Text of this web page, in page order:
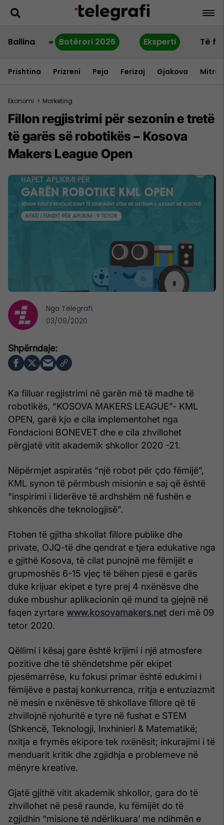
Ballina Botërori 2026 Eksperti Të
Prishtina Prizreni Peja Ferizaj Gjakova
Ekonomi > Marketing
Fillon regjistrimi për sezonin e tretë
të garës së robotikës – Kosova
Makers League Open
Ka filluar regjistrimi në garën më të madhe të
robotikës, “KOSOVA MAKERS LEAGUE”- KML
OPEN, garë kjo e cila implementohet nga
Fondacioni BONEVET dhe e cila zhvillohet
përgjatë vitit akademik shkollor 2020 -21.
Nëpërmjet aspiratës “një robot për çdo fëmijë”,
KML synon të përmbush misionin e saj që është
“inspirimi i liderëve të ardhshëm në fushën e
shkencës dhe teknologjisë”.
Ftohen të gjitha shkollat fillore publike dhe
private, OJQ-të dhe qendrat e tjera edukative nga
e gjithë Kosova, të cilat punojnë me fëmijët e
grupmoshës 6-15 vjeç të bëhen pjesë e garës
duke krijuar ekipet e tyre prej 4 nxënësve dhe
duke mbushur aplikacionin që mund ta gjejnë në
faqen zyrtare www.kosovamakers.net deri më 09
tetor 2020.
Qëllimi i kësaj gare është krijimi i një atmosfere
pozitive dhe të shëndetshme për ekipet
pjesëmarrëse, ku fokusi primar është edukimi i
fëmijëve e pastaj konkurrenca, rritja e entuziazmit
në mesin e nxënësve të shkollave fillore që të
zhvillojnë njohuritë e tyre në fushat e STEM
(Shkencë, Teknologji, Inxhinieri & Matematikë;
nxitja e frymës ekipore tek nxënësit; inkurajimi i të
menduarit kritik dhe zgjidhja e problemeve në
mënyre kreative.
Gjatë gjithë vitit akademik shkollor, gara do të
zhvillohet në pesë raunde, ku fëmijët do të
zgjidhin “misione të ndërlikuara’ me ndihmën e
Nga Telegrafi
03/09/2020